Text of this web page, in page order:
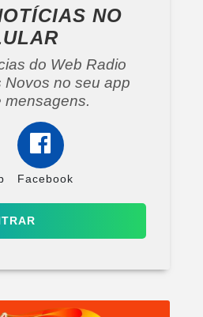
NO
do Web Radio
Novos no seu app
mensagens.
Facebook